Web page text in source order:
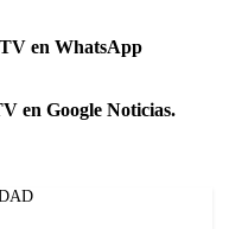
en WhatsApp
en Google Noticias.